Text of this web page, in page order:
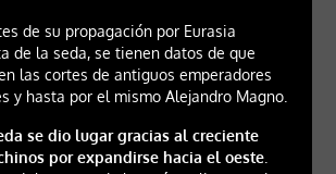
de su propagación por Eurasia
de la seda, se tienen datos de que
las cortes de antiguos emperadores
y hasta por el mismo Alejandro Magno.
se dio lugar gracias al creciente
por expandirse hacia el oeste.